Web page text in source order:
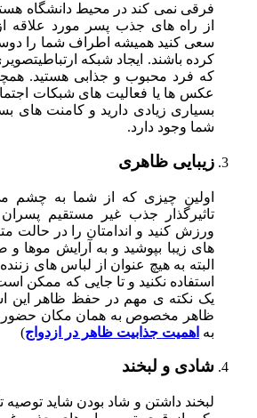
فرقی نمی کند در محیط دانشگاه
از راه های جذب پسر مورد علاقه
سعی کنید همیشه اطراف شما را
کرده باشند. ایجاد شبکه
که فرد محبوب و جذابی هستید.
عکس ها یا فعالیت های شبکات
بسیاری زیادی دارید و کامنت های
شما وجود دارد.
زیبایی ظاهری
اولین چیزی که از شما به چشم
تاثیرگذار جذب غیر مستقیم
ورزش کنید و اندامتان را در حالت
های زیبا بپوشید و به آرایش موها
البته به هیچ عنوان از لباس های
استفاده نکنید و تا جایی که ممکن
یک نکته ی مهم در حفظ ظاهر این
ظاهر مخصوص به همان مکان حضور
به اهمیت جذابیت ظاهر در ازدواج)
شادی و لبخند
لبخند داشتن و شاد بودن شاید توصیه